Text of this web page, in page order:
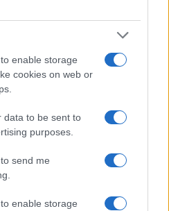
enable storage
cookies on web or
data to be sent to
purposes.
send me
enable storage
le relazioni solide
vita
familiare: tempi, luoghi,